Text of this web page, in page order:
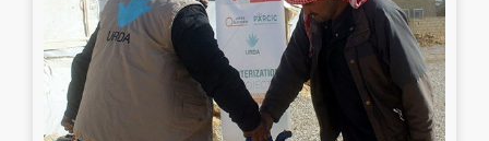
仮設住宅生活支援・農業復興支援
漁業復興支援
インターン・ボランティア日誌